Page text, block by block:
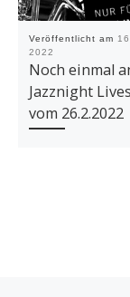
Veröffentlicht am
2022
Noch einmal
Jazznight
vom 26.2.2022